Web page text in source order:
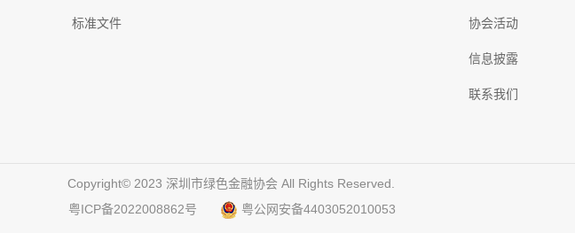
标准文件 协会活动
信息披露
联系我们
Copyright©️ 2023 深圳市绿色金融协会 All Rights Reserved.
粤ICP备2022008862号
粤公网安备4403052010053